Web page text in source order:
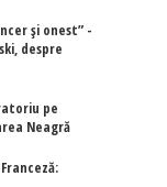
și onest” -
despre
pe
Neagră